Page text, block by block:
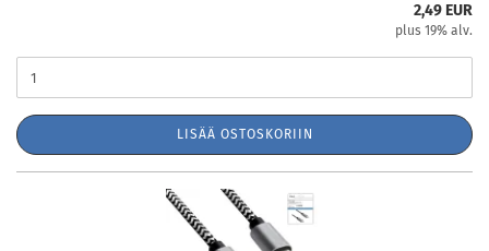
2,49 EUR
plus 19% alv.
LISÄÄ OSTOSKORIIN